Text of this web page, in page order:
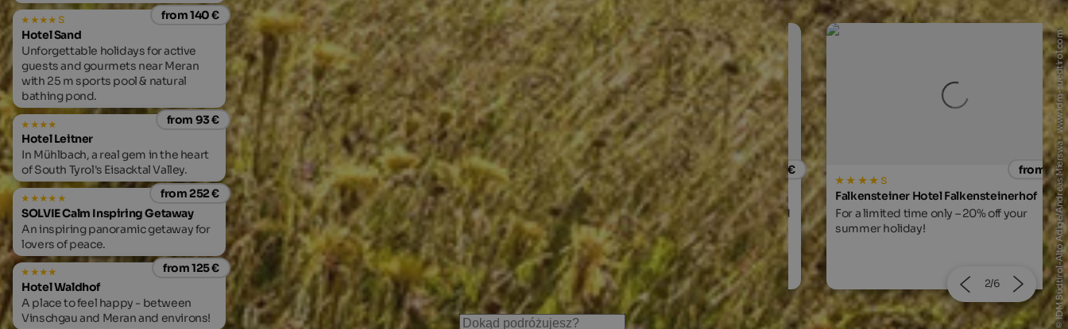
from 140 €
s
Hotel Sand
Unforgettable holidays for active
guests and gourmets near Meran
with 25 m sports pool & natural
bathing pond.
from 93 €
Hotel Leitner
In Mühlbach, a real gem in the heart
of South Tyrol's Eisacktal Valley.
from 252 €
SOLVIE Calm Inspiring Getaway
An inspiring panoramic getaway for
lovers of peace.
from 125 €
Hotel Waldhof
A place to feel happy - between
Vinschgau and Meran and environs!
s
from 205 €
LANERHOF Relax & Active Retreat
Relaxing spa retreats, exquisite cuisine, and
guided adventures in nature.
s
from 134
Falkensteiner Hotel Falkensteinerhof
For a limited time only – 20% off your
summer holiday!
2/6 © IDM Südtirol-Alto Adige/Andreas Mierswa - www.idm-suedtirol.com